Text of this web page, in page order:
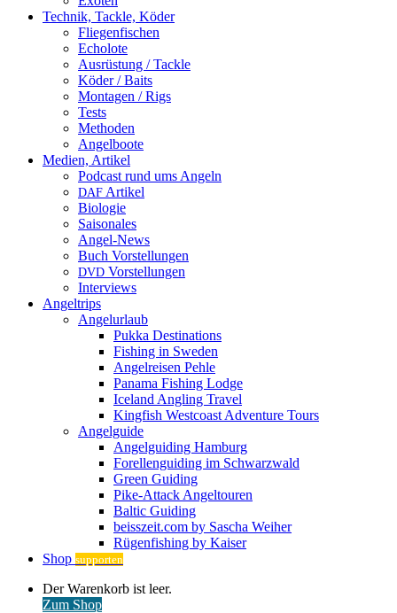
Technik, Tackle, Köder
Fliegenfischen
Echolote
Ausrüstung / Tackle
Köder / Baits
Montagen / Rigs
Tests
Methoden
Angelboote
Medien, Artikel
Podcast rund ums Angeln
DAF Artikel
Biologie
Saisonales
Angel-News
Buch Vorstellungen
DVD Vorstellungen
Interviews
Angeltrips
Angelurlaub
Pukka Destinations
Fishing in Sweden
Angelreisen Pehle
Panama Fishing Lodge
Iceland Angling Travel
Kingfish Westcoast Adventure Tours
Angelguide
Angelguiding Hamburg
Forellenguiding im Schwarzwald
Green Guiding
Pike-Attack Angeltouren
Baltic Guiding
beisszeit.com by Sascha Weiher
Rügenfishing by Kaiser
Shop supporten
Warenkorb
ansehen
Der Warenkorb ist leer.
Zum Shop